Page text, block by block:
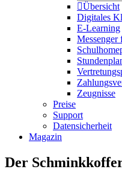
Übersicht
Digitales
E-Learning
Messenger
Zeugnisse
Preise
Support
Datensicherheit
Magazin
Der